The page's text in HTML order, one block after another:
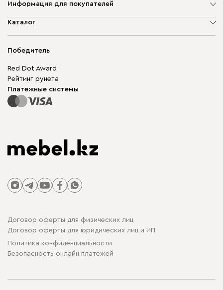
Информация для покупателей
О компании
Гарантия
Для бизнеса
Карта сайта
Каталог
Корпусная мебель
Модульная мебель
Столы и стулья
Победитель
Red Dot Award
Рейтинг рунета
Платежные системы
Договор оферты для физических лиц
Договор оферты для юридических лиц и ИП
Политика конфиденциальности
Безопасность онлайн платежей